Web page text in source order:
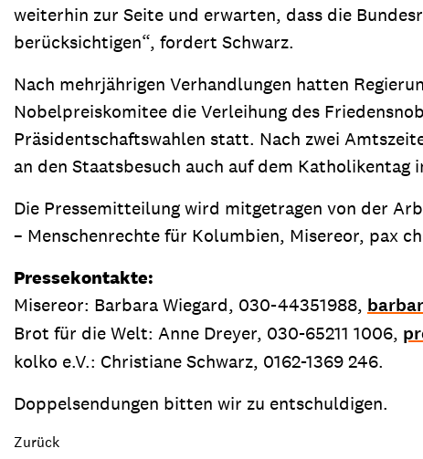
weiterhin zur Seite und erwarten, dass die
berücksichtigen“, fordert Schwarz.
Nach mehrjährigen Verhandlungen hatten
Nobelpreiskomitee die Verleihung des
Präsidentschaftswahlen statt. Nach zwei
an den Staatsbesuch auch auf dem
Die Pressemitteilung wird mitgetragen von der
– Menschenrechte für Kolumbien, Misereor, pax
Pressekontakte:
Misereor: Barbara Wiegard, 030-44351988,
Brot für die Welt: Anne Dreyer, 030-65211 1006,
kolko e.V.: Christiane Schwarz, 0162-1369 246.
Doppelsendungen bitten wir zu entschuldigen.
Zurück